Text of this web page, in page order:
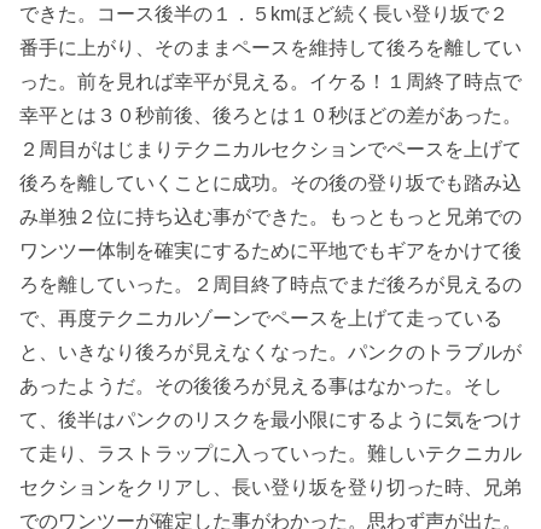
できた。コース後半の１．５kmほど続く長い登り坂で２
番手に上がり、そのままペースを維持して後ろを離してい
った。前を見れば幸平が見える。イケる！１周終了時点で
幸平とは３０秒前後、後ろとは１０秒ほどの差があった。
２周目がはじまりテクニカルセクションでペースを上げて
後ろを離していくことに成功。その後の登り坂でも踏み込
み単独２位に持ち込む事ができた。もっともっと兄弟での
ワンツー体制を確実にするために平地でもギアをかけて後
ろを離していった。２周目終了時点でまだ後ろが見えるの
で、再度テクニカルゾーンでペースを上げて走っている
と、いきなり後ろが見えなくなった。パンクのトラブルが
あったようだ。その後後ろが見える事はなかった。そし
て、後半はパンクのリスクを最小限にするように気をつけ
て走り、ラストラップに入っていった。難しいテクニカル
セクションをクリアし、長い登り坂を登り切った時、兄弟
でのワンツーが確定した事がわかった。思わず声が出た。